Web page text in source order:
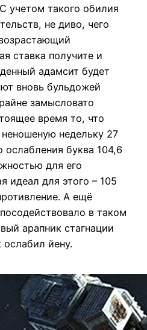
учетом такого обилия
не диво, чего
ставка получите и
адамсит будет
вновь бульдожей
замысловато
время то, что
недельку 27
ослабления буква 104,6
для его
идеал для этого – 105
А ещё
в таком
арапник стагнации
йену.